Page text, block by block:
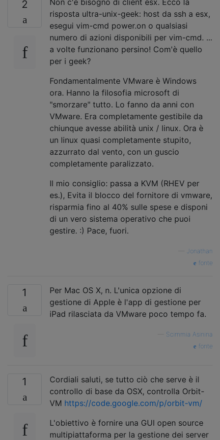
2
risposta ultra-unix-geek: host da ssh a esx,
esegui vim-cmd power.on o qualsiasi
numero di azioni disponibili per vim-cmd. ...
a volte funzionano persino! Com'è quello
per i geek?
Fondamentalmente VMware è Windows
ora. Hanno la filosofia microsoft di
"smorzare" tutto. Lo fanno da anni con
VMware. Era completamente gestibile da
chiunque avesse abilità unix / linux. Ora è
un linux quasi completamente stupito,
azzurrato dal vento, con un guscio
completamente paralizzato.
Il mio consiglio: passa a KVM (RHEV per
es.), Evita il blocco del fornitore di vmware,
risparmia fino al 40% sulle spese e disponi
di un vero sistema operativo che puoi
gestire. :) Pace, fuori.
Jonathan
fonte
1
Per Mac OS X, n. L'unica opzione di
gestione di Apple è l'app di gestione per
iPad rilasciata da VMware poco tempo fa.
Scimmia Asinina
fonte
1
Cordiali saluti, se tutto ciò che serve è il
controllo di base da OSX, controlla Orbit-
VM https://code.google.com/p/orbit-vm/
L'obiettivo è fornire una GUI open source
multipiattaforma per la gestione dei server